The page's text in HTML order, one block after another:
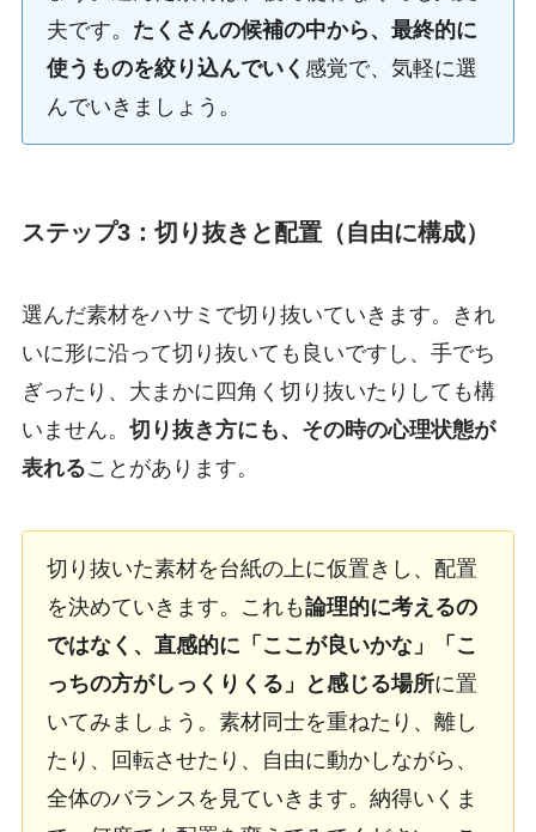
夫です。 たくさんの候補の中から、最終的に
使うものを絞り込んでいく 感覚で、気軽に選
んでいきましょう。
ステップ3：切り抜きと配置（自由に構成）
選んだ素材をハサミで切り抜いていきます。きれ
いに形に沿って切り抜いても良いですし、手でち
ぎったり、大まかに四角く切り抜いたりしても構
いません。 切り抜き方にも、その時の心理状態が
表れることがあります。
切り抜いた素材を台紙の上に仮置きし、配置
を決めていきます。これも論理的に考えるの
ではなく、直感的に「ここが良いかな」「こ
っちの方がしっくりくる」と感じる場所に置
いてみましょう。素材同士を重ねたり、離し
たり、回転させたり、自由に動かしながら、
全体のバランスを見ていきます。納得いくま